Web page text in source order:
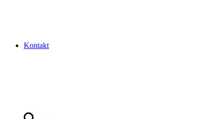
Kontakt